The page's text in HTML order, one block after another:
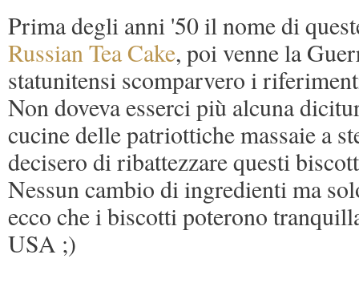
Prima degli anni '50 il nome di
Russian Tea Cake, poi venne la
statunitensi scomparvero i
Non doveva esserci più alcuna
cucine delle patriottiche massaie a
decisero di ribattezzare questi
Nessun cambio di ingredienti ma
ecco che i biscotti poterono
USA ;)